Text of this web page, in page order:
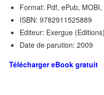
Format: Pdf, ePub, MOBI,
ISBN: 9782911525889
Editeur: Exergue (Editions)
Date de parution: 2009
Télécharger eBook gratuit